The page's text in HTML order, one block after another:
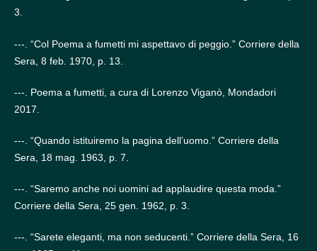
3.
---. “Col Poema a fumetti mi aspettavo di peggio.” Corriere della
Sera, 8 feb. 1970, p. 13.
---. Poema a fumetti, a cura di Lorenzo Viganò, Mondadori
2017.
---. “Quando istituiremo la pagina dell’uomo.” Corriere della
Sera, 18 mag. 1963, p. 7.
---. “Saremo anche noi uomini ad applaudire questa moda.”
Corriere della Sera, 25 gen. 1962, p. 3.
---. “Sarete eleganti, ma non seducenti.” Corriere della Sera, 16